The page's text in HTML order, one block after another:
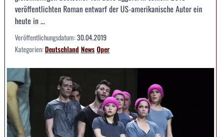
veröffentlichten Roman entwarf der US-amerikanische Autor ein
heute in ...
Veröffentlichungsdatum:30.04.2019
Kategorien:DeutschlandNewsOper